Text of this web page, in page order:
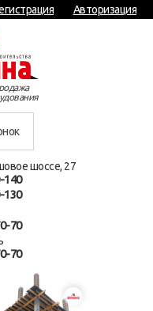
Авторизация
шоссе, 27
140
130
70
70